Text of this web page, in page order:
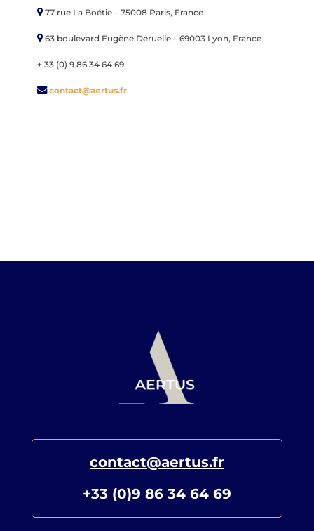
77 rue La Boétie – 75008 Paris, France
63 boulevard Eugène Deruelle – 69003 Lyon, France
+ 33 (0) 9 86 34 64 69
contact@aertus.fr
contact@aertus.fr
+33 (0)9 86 34 64 69